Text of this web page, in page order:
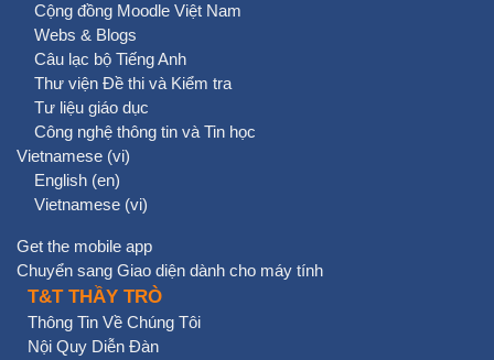
Cộng đồng Moodle Việt Nam
Webs & Blogs
Câu lạc bộ Tiếng Anh
Thư viện Đề thi và Kiểm tra
Tư liệu giáo dục
Công nghệ thông tin và Tin học
Vietnamese ‎(vi)‎
English ‎(en)‎
Vietnamese ‎(vi)‎
Get the mobile app
Chuyển sang Giao diện dành cho máy tính
T&T THẦY TRÒ
Thông Tin Về Chúng Tôi
Nội Quy Diễn Đàn